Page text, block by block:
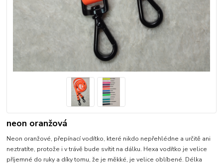
neon oranžová
Neon oranžové, přepínací vodítko, které nikdo nepřehlédne a určitě ani
neztratíte, protože i v trávě bude svítit na dálku. Hexa vodítko je velice
příjemné do ruky a díky tomu, že je měkké, je velice oblíbené. Délka